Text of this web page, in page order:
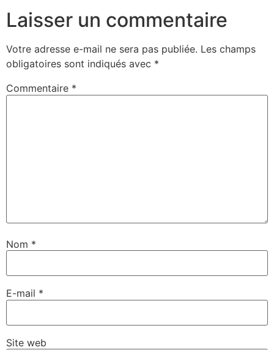
Laisser un commentaire
Votre adresse e-mail ne sera pas publiée. Les champs
obligatoires sont indiqués avec *
Commentaire *
Nom *
E-mail *
Site web